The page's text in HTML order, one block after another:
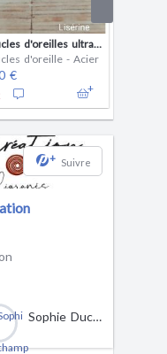
Boucles d'oreilles ultra légères
d'oreille - Acier
€
+ Suivre
Sophie Duchamp